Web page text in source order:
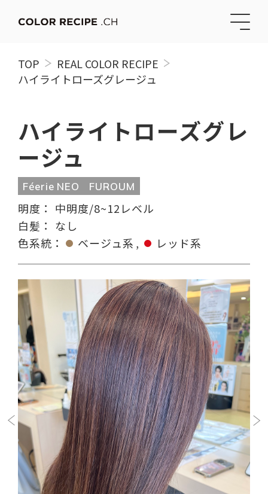
TOP
REAL COLOR RECIPE
ハイライトローズグレージュ
ハイライトローズグレ
ージュ
Féerie NEO FUROUM
明度： 中明度/8~12レベル
白髪： なし
色系統：
ベージュ系 レッド系